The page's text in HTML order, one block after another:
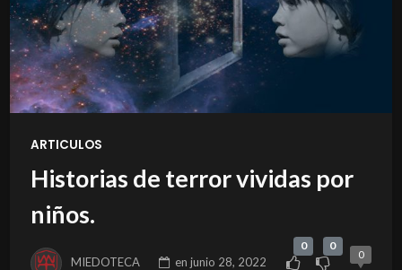
ARTICULOS
Historias de terror vividas por
niños.
MIEDOTECA enjunio 28, 2022
0 0
0